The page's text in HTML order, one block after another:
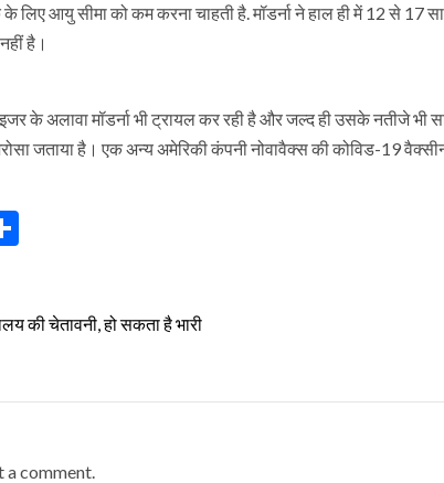
लिए आयु सीमा को कम करना चाहती है. मॉडर्ना ने हाल ही में 12 से 17
है।
के अलावा मॉडर्ना भी ट्रायल कर रही है और जल्द ही उसके नतीजे
जताया है। एक अन्य अमेरिकी कंपनी नोवावैक्स की कोविड-19
की चेतावनी, हो सकता है भारी
a comment.